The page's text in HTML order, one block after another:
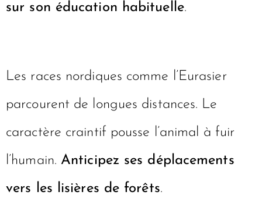
sur son éducation habituelle.
Les races nordiques comme l’Eurasier
parcourent de longues distances. Le
caractère craintif pousse l’animal à fuir
l’humain. Anticipez ses déplacements
vers les lisières de forêts.